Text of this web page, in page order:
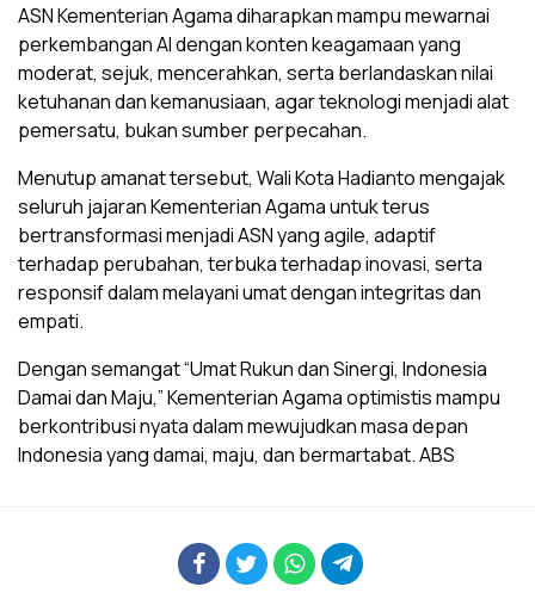
ASN Kementerian Agama diharapkan mampu mewarnai
perkembangan AI dengan konten keagamaan yang
moderat, sejuk, mencerahkan, serta berlandaskan nilai
ketuhanan dan kemanusiaan, agar teknologi menjadi alat
pemersatu, bukan sumber perpecahan.
Menutup amanat tersebut, Wali Kota Hadianto mengajak
seluruh jajaran Kementerian Agama untuk terus
bertransformasi menjadi ASN yang agile, adaptif
terhadap perubahan, terbuka terhadap inovasi, serta
responsif dalam melayani umat dengan integritas dan
empati.
Dengan semangat “Umat Rukun dan Sinergi, Indonesia
Damai dan Maju,” Kementerian Agama optimistis mampu
berkontribusi nyata dalam mewujudkan masa depan
Indonesia yang damai, maju, dan bermartabat. ABS